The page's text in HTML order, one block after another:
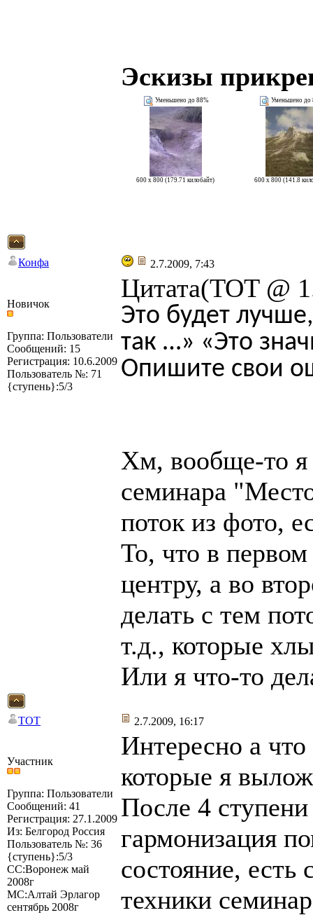
Эскизы
Уменьшено до 88%
600 x 800 (179.71 килобайт)
Уменьшено до
600 x 800 (141.8
Конфа 2.7.2009, 7:43
Новичок
Группа: Пользователи
Сообщений: 15
Регистрация: 10.6.2009
Пользователь №: 71
{ступень}:5/3
Цитата(TOT @
Это будет
так …» «Это
Опишите свои
Хм, вообще-то я
семинара
поток из фото,
То, что в
центру, а во
делать с тем
т.д., которые
Или я что-то
TOT 2.7.2009, 16:17
Участник
Группа: Пользователи
Сообщений: 41
Регистрация: 27.1.2009
Из: Белгород Россия
Пользователь №: 36
{ступень}:5/3
СС:Воронеж май
2008г
МС:Алтай Эрлагор
сентябрь 2008г
Интересно а
которые я
После 4 ступени
гармонизация
состояние,
техники